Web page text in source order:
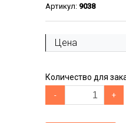
Артикул: 9038
Цена
Количество для
- +